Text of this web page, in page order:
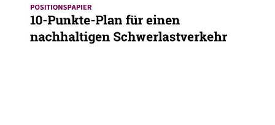
Ob Batterie, Brennstoffzelle, E-Fuels oder
Biokraftstoffe – um die CO2-Emissionen im